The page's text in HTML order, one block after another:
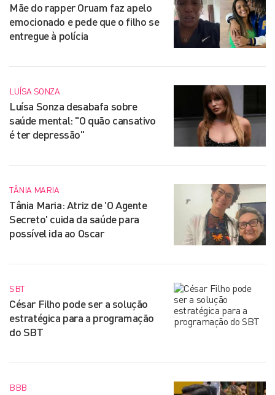
Mãe do rapper Oruam faz apelo
emocionado e pede que o filho se
entregue à polícia
LUÍSA SONZA
Luísa Sonza desabafa sobre
saúde mental: "O quão cansativo
é ter depressão"
TÂNIA MARIA
Tânia Maria: Atriz de 'O Agente
Secreto' cuida da saúde para
possível ida ao Oscar
SBT
César Filho pode ser a solução
estratégica para a programação
do SBT
BBB